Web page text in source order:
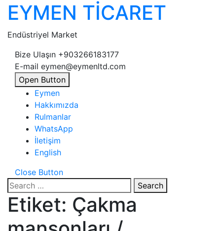
EYMEN TİCARET
Endüstriyel Market
Bize Ulaşın +903266183177
E-mail eymen@eymenltd.com
Open Button
Eymen
Hakkımızda
Rulmanlar
WhatsApp
İletişim
English
Close Button
Search
Etiket: Çakma